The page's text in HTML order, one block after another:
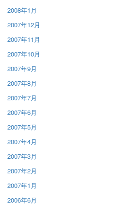
2008年1月
2007年12月
2007年11月
2007年10月
2007年9月
2007年8月
2007年7月
2007年6月
2007年5月
2007年4月
2007年3月
2007年2月
2007年1月
2006年6月